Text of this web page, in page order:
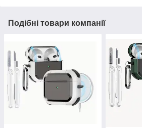
Подібні товари компанії